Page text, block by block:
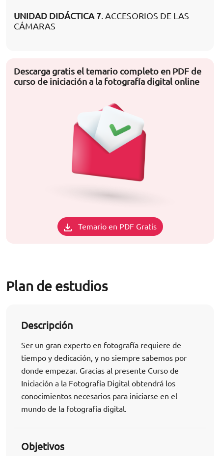
UNIDAD DIDÁCTICA 7. ACCESORIOS DE LAS
CÁMARAS
Descarga gratis el temario completo en PDF de
curso de iniciación a la fotografía digital online
Temario en PDF Gratis
Plan de estudios
Descripción
Ser un gran experto en fotografía requiere de
tiempo y dedicación, y no siempre sabemos por
donde empezar. Gracias al presente Curso de
Iniciación a la Fotografía Digital obtendrá los
conocimientos necesarios para iniciarse en el
mundo de la fotografía digital.
Objetivos